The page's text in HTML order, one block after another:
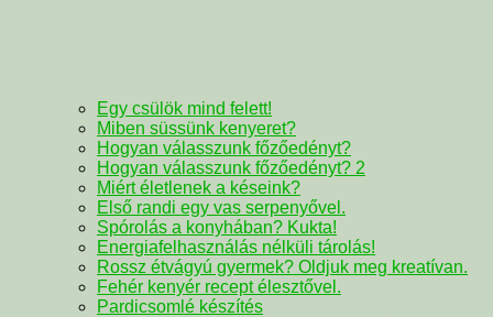
Egy csülök mind felett!
Miben süssünk kenyeret?
Hogyan válasszunk főzőedényt?
Hogyan válasszunk főzőedényt? 2
Miért életlenek a késeink?
Első randi egy vas serpenyővel.
Spórolás a konyhában? Kukta!
Energiafelhasználás nélküli tárolás!
Rossz étvágyú gyermek? Oldjuk meg kreatívan.
Fehér kenyér recept élesztővel.
Pardicsomlé készítés